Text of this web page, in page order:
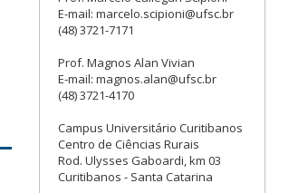
E-mail: marcelo.scipioni@ufsc.br
(48) 3721-7171
Prof. Magnos Alan Vivian
E-mail: magnos.alan@ufsc.br
(48) 3721-4170
Campus Universitário Curitibanos
Centro de Ciências Rurais
Rod. Ulysses Gaboardi, km 03
Curitibanos - Santa Catarina